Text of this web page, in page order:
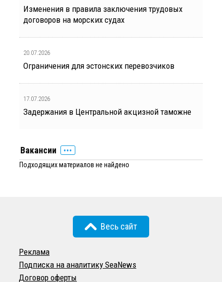
Изменения в правила заключения трудовых
договоров на морских судах
20.07.2026
Ограничения для эстонских перевозчиков
17.07.2026
Задержания в Центральной акцизной таможне
Вакансии
Подходящих материалов не найдено
Весь сайт
Реклама
Подписка на аналитику SeaNews
Договор оферты